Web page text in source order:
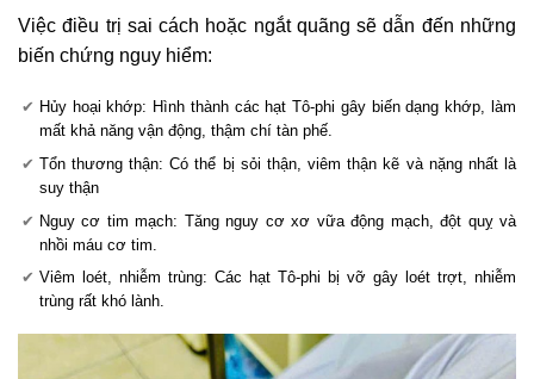
Việc điều trị sai cách hoặc ngắt quãng sẽ dẫn đến những
biến chứng nguy hiểm:
Hủy hoại khớp: Hình thành các hạt Tô-phi gây biến dạng khớp, làm
mất khả năng vận động, thậm chí tàn phế.
Tổn thương thận: Có thể bị sỏi thận, viêm thận kẽ và nặng nhất là
suy thận
Nguy cơ tim mạch: Tăng nguy cơ xơ vữa động mạch, đột quỵ và
nhồi máu cơ tim.
Viêm loét, nhiễm trùng: Các hạt Tô-phi bị vỡ gây loét trợt, nhiễm
trùng rất khó lành.